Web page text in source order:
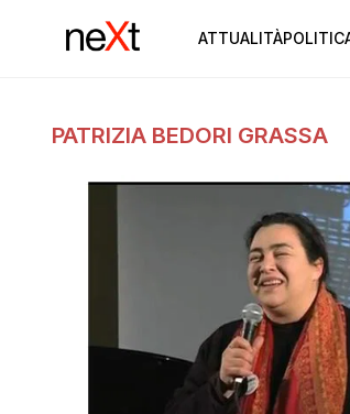
ATTUALITÀ
PATRIZIA BEDORI GRASSA